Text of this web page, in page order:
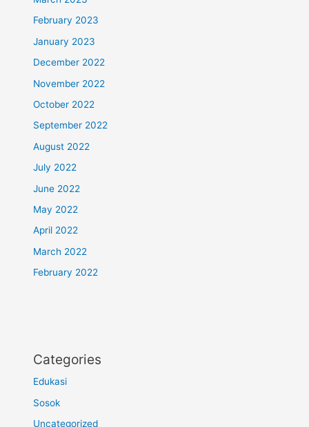
February 2023
January 2023
December 2022
November 2022
October 2022
September 2022
August 2022
July 2022
June 2022
May 2022
April 2022
March 2022
February 2022
Categories
Edukasi
Sosok
Uncategorized